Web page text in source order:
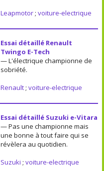
Leapmotor; voiture-electrique
Essai détaillé Renault
Twingo E-Tech
— L'électrique championne de
sobriété.
Renault; voiture-electrique
Essai détaillé Suzuki e-Vitara
— Pas une championne mais
une bonne à tout faire qui se
révèlera au quotidien.
Suzuki ; voiture-electrique